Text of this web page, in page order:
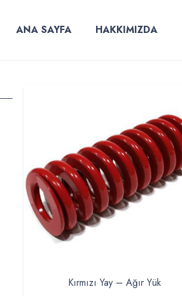
ANA SAYFA HAKKIMIZDA
Kırmızı Yay – Ağır Yük